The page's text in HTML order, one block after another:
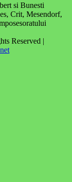
si Bunesti
Crit, Mesendorf,
Reserved |